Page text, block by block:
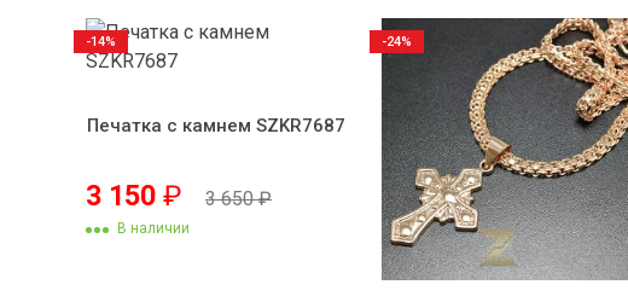
Печатка с камнем SZKR7687
3 150 ₽ 3 650₽
В наличии
-14% -24%